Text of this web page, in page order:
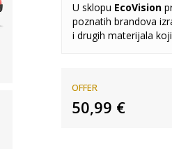
U sklopu EcoVision
poznatih brandova
i drugih materijala
OFFER
50,99 €